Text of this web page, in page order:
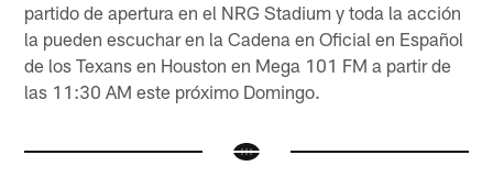
partido de apertura en el NRG Stadium y toda la acción
la pueden escuchar en la Cadena en Oficial en Español
de los Texans en Houston en Mega 101 FM a partir de
las 11:30 AM este próximo Domingo.